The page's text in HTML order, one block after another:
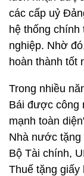
các cấp uỷ
hệ thống chính
nghiệp. Nhờ
hoàn thành tốt
Trong nhiều
Bái được công
mạnh toàn
Nhà nước
Bộ Tài chính,
Thuế tặng giấy